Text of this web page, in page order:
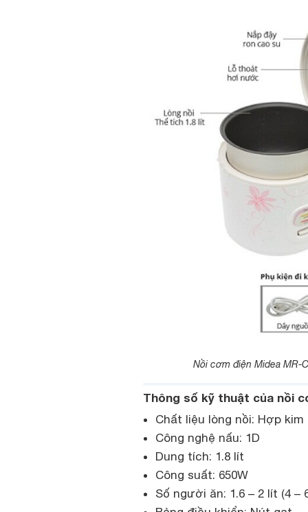
Nồi cơm điện Midea MR-
Thông số kỹ thuật của nồi
Chất liệu lòng nồi: Hợp
Công nghệ nấu: 1D
Dung tích: 1.8 lít
Công suất: 650W
Số người ăn: 1.6 – 2 lít (4 –